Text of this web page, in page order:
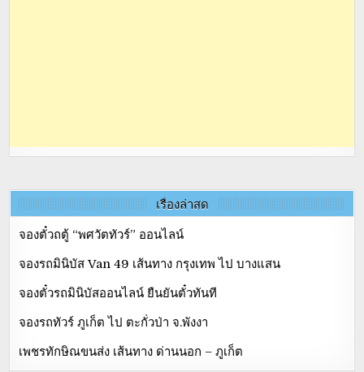
เรื่องล่าสุด
จองตั๋วถตู้ “พศวัตทัวร์” ออนไลน์
จองรถมินิบัส Van 49 เส้นทาง กรุงเทพ ไป บางแสน
จองตั๋วรถมินิบัสออนไลน์ ยืนยันตั๋วทันที
จองรถทัวร์ ภูเก็ต ไป ตะกั่วป่า จ.พังงา
เพชรทักษิณขนส่ง เส้นทาง ด่านนอก – ภูเก็ต